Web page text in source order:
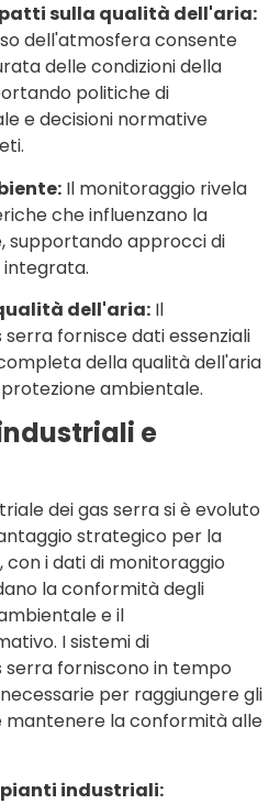
sulla qualità dell'aria:
dell'atmosfera consente
delle condizioni della
politiche di
e decisioni normative
Il monitoraggio rivela
che influenzano la
supportando approcci di
dell'aria: Il
fornisce dati essenziali
della qualità dell'aria
ambientale.
e
dei gas serra si è evoluto
strategico per la
i dati di monitoraggio
la conformità degli
e il
I sistemi di
serra forniscono in tempo
per raggiungere gli
mantenere la conformità alle
industriali: